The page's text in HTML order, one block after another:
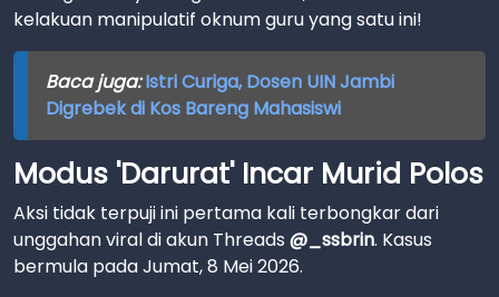
kelakuan manipulatif oknum guru yang satu ini!
Baca juga: Istri Curiga, Dosen UIN Jambi
Digrebek di Kos Bareng Mahasiswi
Modus 'Darurat' Incar Murid Polos
Aksi tidak terpuji ini pertama kali terbongkar dari
unggahan viral di akun Threads @_ssbrin. Kasus
bermula pada Jumat, 8 Mei 2026.